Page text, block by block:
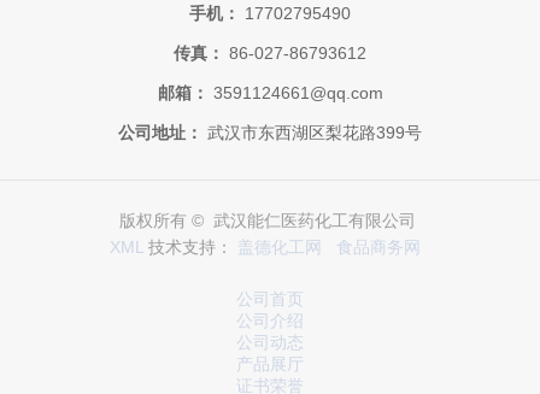
手机： 17702795490
传真： 86-027-86793612
邮箱： 3591124661@qq.com
公司地址： 武汉市东西湖区梨花路399号
版权所有 © 武汉能仁医药化工有限公司
XML 技术支持： 盖德化工网 食品商务网
公司首页
公司介绍
公司动态
产品展厅
证书荣誉